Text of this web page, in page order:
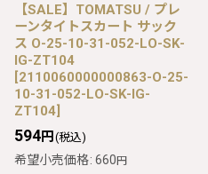
【SALE】TOMATSU / プレ
ーンタイトスカート サック
ス O-25-10-31-052-LO-SK-
IG-ZT104
[2110060000000863-O-25-
10-31-052-LO-SK-IG-
ZT104]
594円 (税込)
希望小売価格: 660円